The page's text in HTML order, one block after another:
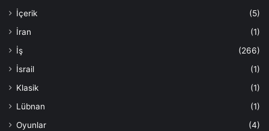
İçerik
(5)
İran
(1)
İş
(266)
İsrail
(1)
Klasik
(1)
Lübnan
(1)
Oyunlar
(4)